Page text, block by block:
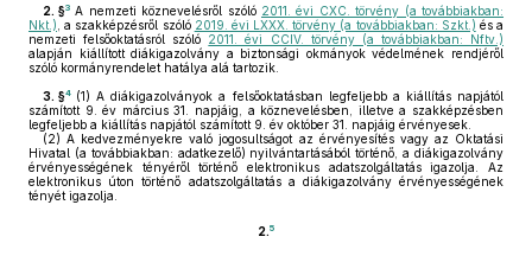
2. §3 A nemzeti köznevelésről szóló 2011. évi CXC. törvény (a továbbiakban:
Nkt.) , a szakképzésről szóló 2019. évi LXXX. törvény (a továbbiakban: Szkt.) és a
nemzeti felsőoktatásról szóló 2011. évi CCIV. törvény (a továbbiakban: Nftv.)
alapján kiállított diákigazolvány a biztonsági okmányok védelmének rendjéről
szóló kormányrendelet hatálya alá tartozik.
3. §4 (1) A diákigazolványok a felsőoktatásban legfeljebb a kiállítás napjától
számított 9. év március 31. napjáig, a köznevelésben, illetve a szakképzésben
legfeljebb a kiállítás napjától számított 9. év október 31. napjáig érvényesek.
(2) A kedvezményekre való jogosultságot az érvényesítés vagy az Oktatási
Hivatal (a továbbiakban: adatkezelő) nyilvántartásából történő, a diákigazolvány
érvényességének tényéről történő elektronikus adatszolgáltatás igazolja. Az
elektronikus úton történő adatszolgáltatás a diákigazolvány érvényességének
tényét igazolja.
2.5